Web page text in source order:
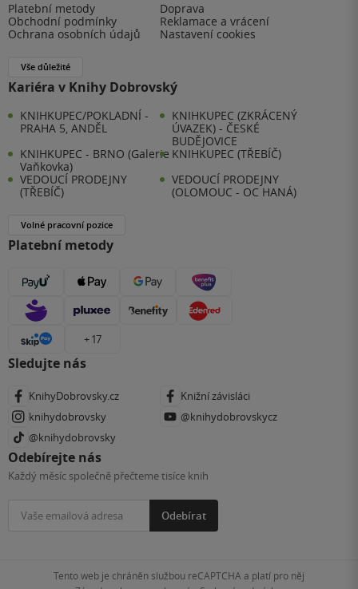
Platební metody
Doprava
Obchodní podmínky
Reklamace a vrácení
Ochrana osobních údajů
Nastavení cookies
Vše důležité
Kariéra v Knihy Dobrovský
KNIHKUPEC/POKLADNÍ -
PRAHA 5, ANDĚL
KNIHKUPEC (ZKRÁCENÝ
ÚVAZEK) - ČESKÉ
BUDĚJOVICE
KNIHKUPEC - BRNO (Galerie
Vaňkovka)
KNIHKUPEC (TŘEBÍČ)
VEDOUCÍ PRODEJNY
(TŘEBÍČ)
VEDOUCÍ PRODEJNY
(OLOMOUC - OC HANÁ)
Volné pracovní pozice
Platební metody
+ 17
Sledujte nás
KnihyDobrovsky.cz
Knižní závisláci
knihydobrovsky
@knihydobrovskycz
@knihydobrovsky
Odebírejte nás
Každý měsíc společně přečteme tisíce knih
Odebírat
Tento web je chráněn službou reCAPTCHA a platí pro něj